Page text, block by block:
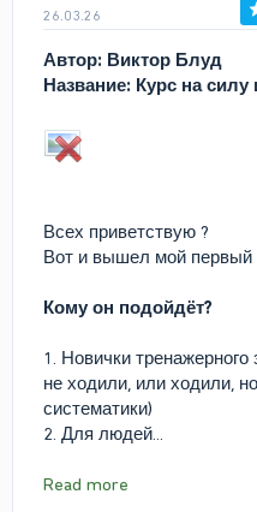
26.03.26
Автор: Виктор Блуд
Название: Курс на силу
Всех приветствую ?
Вот и вышел мой первый
Кому он подойдёт?
1. Новички
не ходили, или ходили,
систематики)
2. Для людей...
Read more